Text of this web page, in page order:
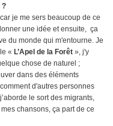
?
je me sers beaucoup de ce
une idée et ensuite, ça
du monde qui m'entourne. Je
« L’Apel de la Forêt », j'y
chose de naturel ;
dans des éléments
d'autres personnes
le sort des migrants,
chansons, ça part de ce